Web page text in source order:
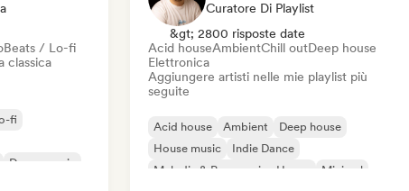
Beats / Lo-fi
classica
fi
Dance music
Curatore Di Playlist
&gt; 2800 risposte date
Acid houseAmbientChill outDeep house
Elettronica
Aggiungere artisti nelle mie playlist più
seguite
Acid house Ambient
Deep house
House music
Indie Dance
Melodic & Progressive House
Minimal